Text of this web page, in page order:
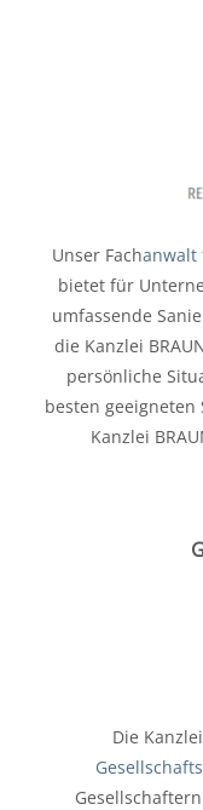
Unser Fachanwalt
bietet für
umfassende
die Kanzlei
persönliche
besten geeigneten
Kanzlei
Die